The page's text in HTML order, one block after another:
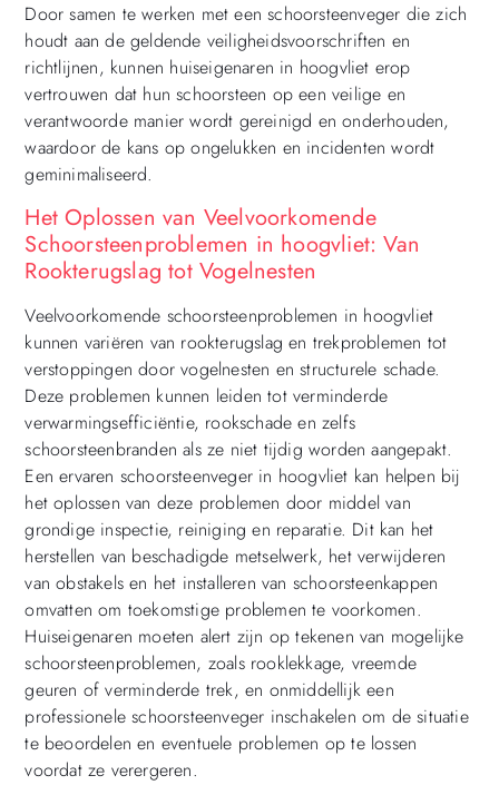
Door samen te werken met een schoorsteenveger die zich
houdt aan de geldende veiligheidsvoorschriften en
richtlijnen, kunnen huiseigenaren in hoogvliet erop
vertrouwen dat hun schoorsteen op een veilige en
verantwoorde manier wordt gereinigd en onderhouden,
waardoor de kans op ongelukken en incidenten wordt
geminimaliseerd.
Het Oplossen van Veelvoorkomende
Schoorsteenproblemen in hoogvliet: Van
Rookterugslag tot Vogelnesten
Veelvoorkomende schoorsteenproblemen in hoogvliet
kunnen variëren van rookterugslag en trekproblemen tot
verstoppingen door vogelnesten en structurele schade.
Deze problemen kunnen leiden tot verminderde
verwarmingsefficiëntie, rookschade en zelfs
schoorsteenbranden als ze niet tijdig worden aangepakt.
Een ervaren schoorsteenveger in hoogvliet kan helpen bij
het oplossen van deze problemen door middel van
grondige inspectie, reiniging en reparatie. Dit kan het
herstellen van beschadigde metselwerk, het verwijderen
van obstakels en het installeren van schoorsteenkappen
omvatten om toekomstige problemen te voorkomen.
Huiseigenaren moeten alert zijn op tekenen van mogelijke
schoorsteenproblemen, zoals rooklekkage, vreemde
geuren of verminderde trek, en onmiddellijk een
professionele schoorsteenveger inschakelen om de situatie
te beoordelen en eventuele problemen op te lossen
voordat ze verergeren.